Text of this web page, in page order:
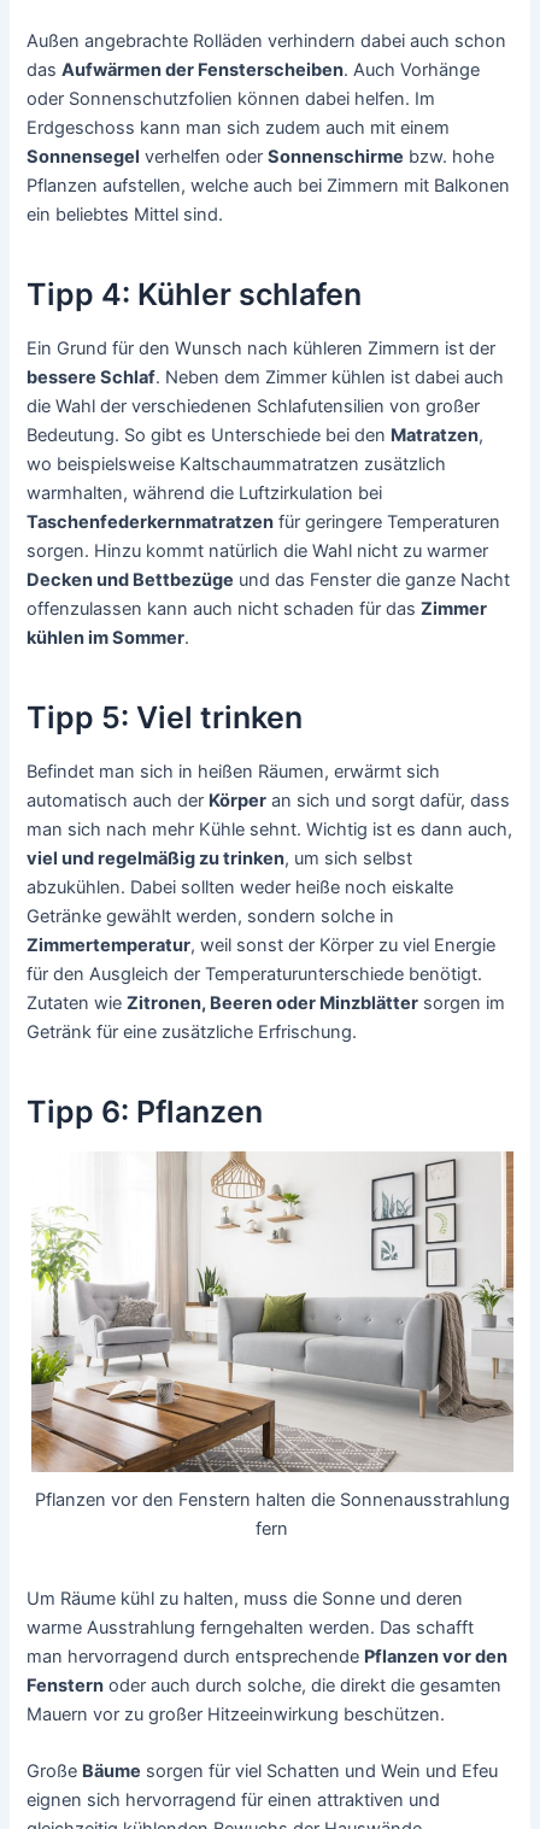
Außen angebrachte Rolläden verhindern dabei auch schon
dasAufwärmen der Fensterscheiben. Auch Vorhänge
oder Sonnenschutzfolien können dabei helfen. Im
Erdgeschoss kann man sich zudem auch mit einem
Sonnensegel verhelfen oderSonnenschirme bzw. hohe
Pflanzen aufstellen, welche auch bei Zimmern mit Balkonen
ein beliebtes Mittel sind.
Tipp 4: Kühler schlafen
Ein Grund für den Wunsch nach kühleren Zimmern ist der
bessere Schlaf. Neben dem Zimmer kühlen ist dabei auch
die Wahl der verschiedenen Schlafutensilien von großer
Bedeutung. So gibt es Unterschiede bei den Matratzen,
wo beispielsweise Kaltschaummatratzen zusätzlich
warmhalten, während die Luftzirkulation bei
Taschenfederkernmatratzen für geringere Temperaturen
sorgen. Hinzu kommt natürlich die Wahl nicht zu warmer
Decken und Bettbezüge und das Fenster die ganze Nacht
offenzulassen kann auch nicht schaden für dasZimmer
kühlen im Sommer.
Tipp 5: Viel trinken
Befindet man sich in heißen Räumen, erwärmt sich
automatisch auch der Körper an sich und sorgt dafür, dass
man sich nach mehr Kühle sehnt. Wichtig ist es dann auch,
viel und regelmäßig zu trinken, um sich selbst
abzukühlen. Dabei sollten weder heiße noch eiskalte
Getränke gewählt werden, sondern solche in
Zimmertemperatur, weil sonst der Körper zu viel Energie
für den Ausgleich der Temperaturunterschiede benötigt.
Zutaten wieZitronen, Beeren oder Minzblätter sorgen im
Getränk für eine zusätzliche Erfrischung.
Tipp 6: Pflanzen
Pflanzen vor den Fenstern halten die Sonnenausstrahlung
fern
Um Räume kühl zu halten, muss die Sonne und deren
warme Ausstrahlung ferngehalten werden. Das schafft
man hervorragend durch entsprechende Pflanzen vor den
Fenstern oder auch durch solche, die direkt die gesamten
Mauern vor zu großer Hitzeeinwirkung beschützen.
Große Bäume sorgen für viel Schatten und Wein und Efeu
eignen sich hervorragend für einen attraktiven und